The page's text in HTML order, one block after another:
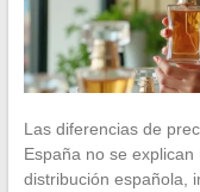
Las diferencias de
España no se
distribución española,